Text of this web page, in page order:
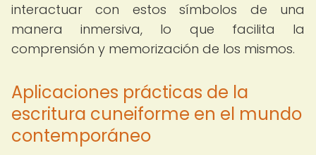
interactuar con estos símbolos de una
manera inmersiva, lo que facilita la
comprensión y memorización de los mismos.
Aplicaciones prácticas de la
escritura cuneiforme en el mundo
contemporáneo